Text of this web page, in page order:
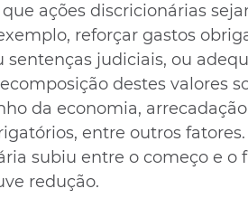
ações discricionárias
reforçar gastos
sentenças judiciais, ou
destes valores
da economia,
entre outros fatores.
subiu entre o começo e
redução.